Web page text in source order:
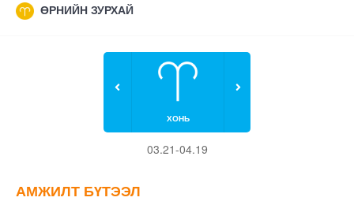
ӨРНИЙН ЗУРХАЙ
ХОНЬ
03.21-04.19
АМЖИЛТ БҮТЭЭЛ